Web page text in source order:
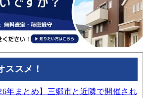
ススメ！
年まとめ】三郷市と近隣で開催され